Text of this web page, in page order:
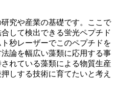
究や産業の基礎です。ここで
して検出できる蛍光ペプチド
秒レーザーでこのペプチドを
論を幅広い藻類に応用する事
れている藻類による物質生産
しする技術に育てたいと考え